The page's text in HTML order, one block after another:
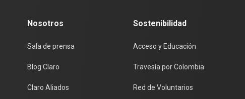
Nosotros
Sala de prensa
Blog Claro
Claro Aliados
Sostenibilidad
Acceso y Educación
Travesía por Colombia
Red de Voluntarios